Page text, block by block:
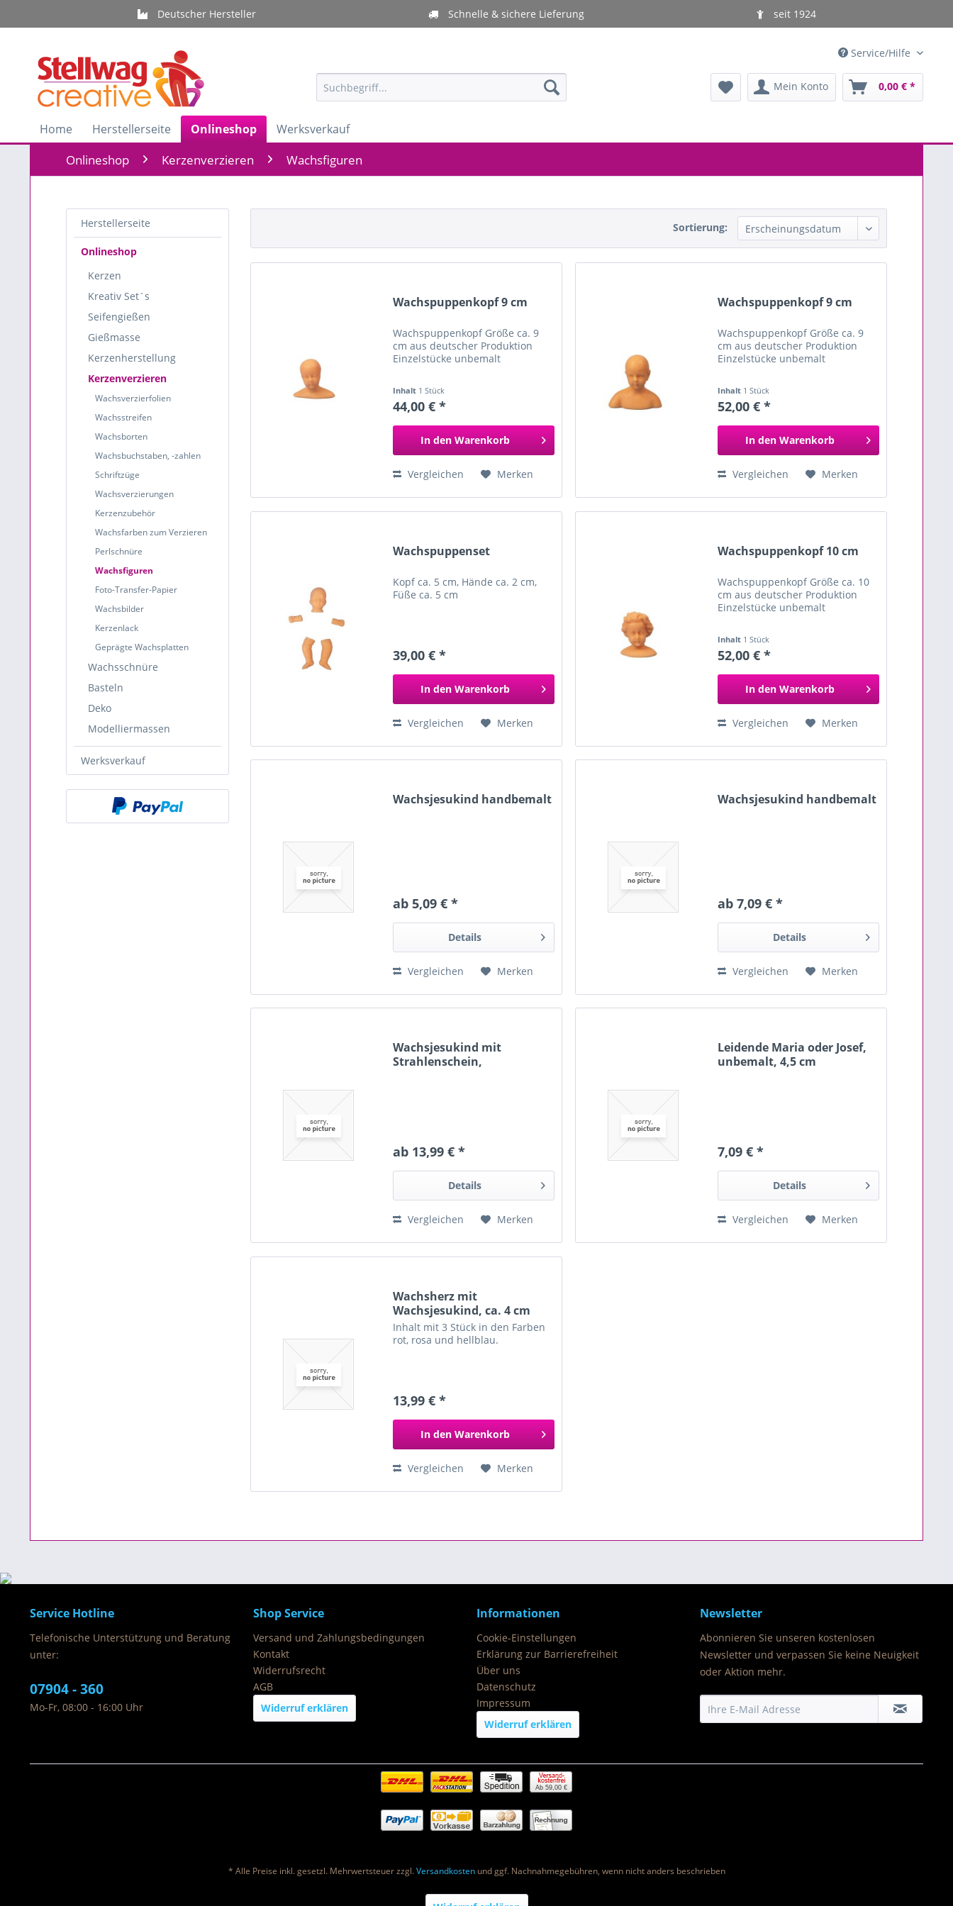
Deutscher Hersteller Schnelle & sichere Lieferung seit 1924
Service/Hilfe
Mein Konto 0,00 € *
Home Herstellerseite Onlineshop Werksverkauf
Onlineshop Kerzenverzieren Wachsfiguren
Herstellerseite
Onlineshop
Kerzen
Kreativ Set´s
Seifengießen
Gießmasse
Kerzenherstellung
Kerzenverzieren
Wachsverzierfolien
Wachsstreifen
Wachsborten
Wachsbuchstaben, -zahlen
Schriftzüge
Wachsverzierungen
Kerzenzubehör
Wachsfarben zum Verzieren
Perlschnüre
Wachsfiguren
Foto-Transfer-Papier
Wachsbilder
Kerzenlack
Geprägte Wachsplatten
Wachsschnüre
Basteln
Deko
Modelliermassen
Werksverkauf
Sortierung:
Wachspuppenkopf 9 cm
Wachspuppenkopf Größe ca. 9
cm aus deutscher Produktion
Einzelstücke unbemalt
Inhalt 1 Stück
44,00 € *
In den Warenkorb
Vergleichen Merken
Wachspuppenkopf 9 cm
Wachspuppenkopf Größe ca. 9
cm aus deutscher Produktion
Einzelstücke unbemalt
Inhalt 1 Stück
52,00 € *
In den Warenkorb
Vergleichen Merken
Wachspuppenset
Kopf ca. 5 cm, Hände ca. 2 cm,
Füße ca. 5 cm
39,00 € *
In den Warenkorb
Vergleichen Merken
Wachspuppenkopf 10 cm
Wachspuppenkopf Größe ca. 10
cm aus deutscher Produktion
Einzelstücke unbemalt
Inhalt 1 Stück
52,00 € *
In den Warenkorb
Vergleichen Merken
Wachsjesukind handbemalt
ab 5,09 € *
Details
Vergleichen Merken
Wachsjesukind handbemalt
ab 7,09 € *
Details
Vergleichen Merken
Wachsjesukind mit
Strahlenschein,
ab 13,99 € *
Details
Vergleichen Merken
Leidende Maria oder Josef,
unbemalt, 4,5 cm
7,09 € *
Details
Vergleichen Merken
Wachsherz mit
Wachsjesukind, ca. 4 cm
Inhalt mit 3 Stück in den Farben
rot, rosa und hellblau.
13,99 € *
In den Warenkorb
Vergleichen Merken
Service Hotline
Telefonische Unterstützung und Beratung
unter:
07904 - 360
Mo-Fr, 08:00 - 16:00 Uhr
Shop Service
Versand und Zahlungsbedingungen
Kontakt
Widerrufsrecht
AGB
Widerruf erklären
Informationen
Cookie-Einstellungen
Erklärung zur Barrierefreiheit
Über uns
Datenschutz
Impressum
Widerruf erklären
Newsletter
Abonnieren Sie unseren kostenlosen
Newsletter und verpassen Sie keine Neuigkeit
oder Aktion mehr.
Ab 59,00 €
* Alle Preise inkl. gesetzl. Mehrwertsteuer zzgl.Versandkostenund ggf. Nachnahmegebühren, wenn nicht anders beschrieben